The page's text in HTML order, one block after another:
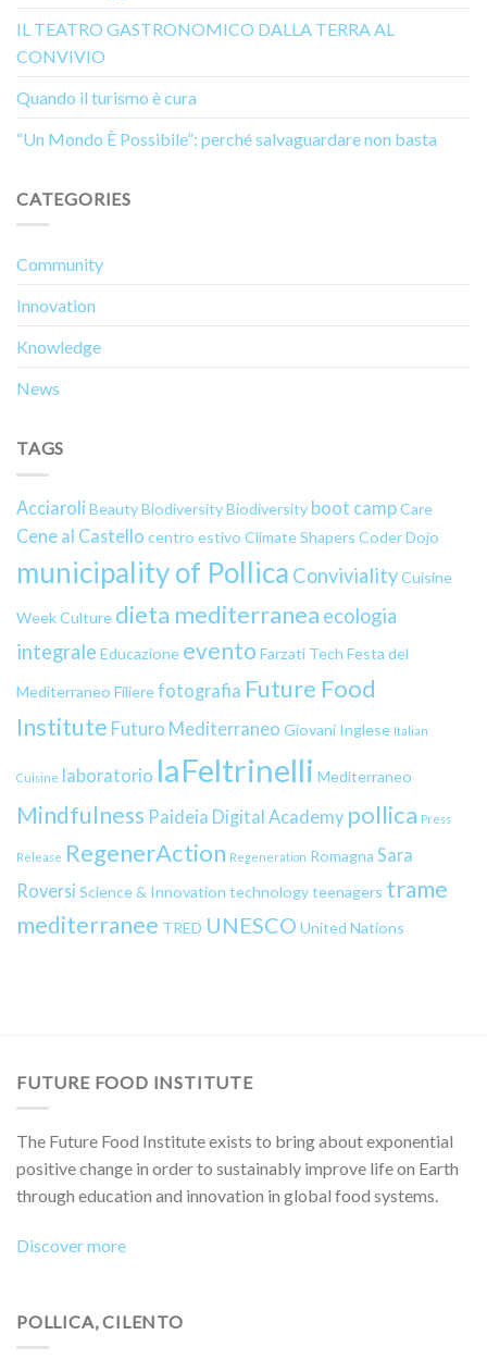
IL TEATRO GASTRONOMICO DALLA TERRA AL
CONVIVIO
Quando il turismo è cura
“Un Mondo È Possibile”: perché salvaguardare non basta
CATEGORIES
Community
Innovation
Knowledge
News
TAGS
Acciaroli BeautyBiodiversityBiodiversity boot campCare
Cene al Castello centro estivo Climate Shapers Coder Dojo
municipality of Pollica ConvivialityCuisine
WeekCulture dieta mediterranea ecologia
integrale Educazione evento Farzati Tech Festa del
Mediterraneo Filierefotografia Future Food
Institute Futuro Mediterraneo Giovani Inglese Italian
Cuisine laboratorio laFeltrinelli Mediterraneo
Mindfulness Paideia Digital Academy pollica Press
Release RegenerAction Regeneration Romagna Sara
Roversi Science & Innovation technologyteenagers trame
mediterranee TRED UNESCO United Nations
FUTURE FOOD INSTITUTE
The Future Food Institute exists to bring about exponential
positive change in order to sustainably improve life on Earth
through education and innovation in global food systems.
Discover more
POLLICA, CILENTO